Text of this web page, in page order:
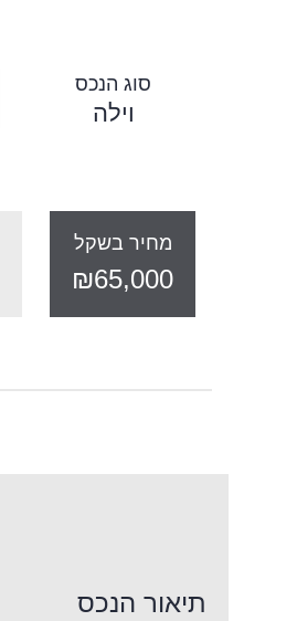
סוג הנכס
וילה
מחיר בשקל
₪65,000
תיאור הנכס